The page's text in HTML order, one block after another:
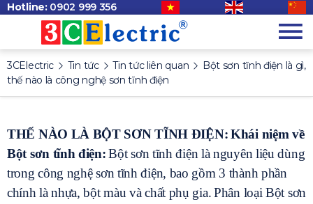
Hotline: 0902 999 356
3CElectric Tin tức Tin tức liên quan
Bột sơn tĩnh điện là gì,
thế nào là công nghệ sơn tĩnh điện
THẾ NÀO LÀ BỘT SƠN TĨNH ĐIỆN:Khái niệm về
Bột sơn tĩnh điện: Bột sơn tĩnh điện là nguyên liệu dùng
trong công nghệ sơn tĩnh điện, bao gồm 3 thành phần
chính là nhựa, bột màu và chất phụ gia.Phân loại Bột sơn